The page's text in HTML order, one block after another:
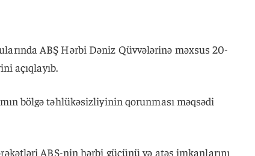
ABŞ Hərbi Dəniz Qüvvələrinə məxsus 20-
açıqlayıb.
bölgə təhlükəsizliyinin qorunması məqsədi
ABŞ-nin hərbi gücünü və atəş imkanlarını